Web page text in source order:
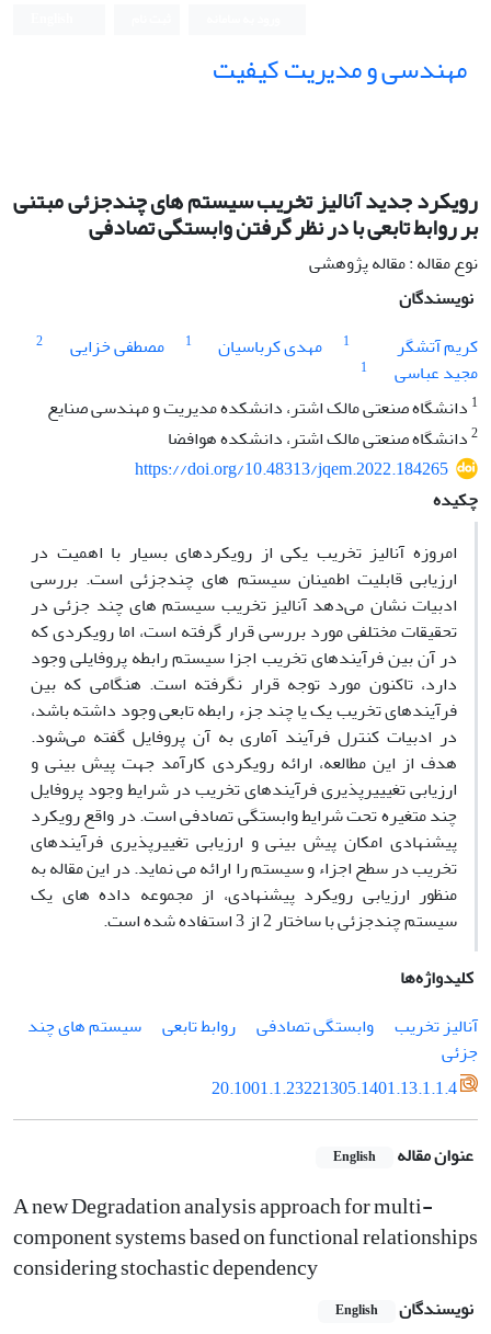
مهندسی و مدیریت کیفیت
رویکرد جدید آنالیز تخریب سیستم های چندجزئی مبتنی
بر روابط تابعی با در نظر گرفتن وابستگی تصادفی
نوع مقاله : مقاله پژوهشی
نویسندگان
کریم آتشگر
1 مهدی کرباسیان 1 مصطفی خزایی 2
مجید عباسی
1
1 دانشگاه صنعتی مالک اشتر، دانشکده مدیریت و مهندسی صنایع
2دانشگاه صنعتی مالک اشتر، دانشکده هوافضا
https://doi.org/10.48313/jqem.2022.184265
چکیده
امروزه آنالیز تخریب یکی از رویکردهای بسیار با اهمیت در
ارزیابی قابلیت اطمینان سیستم های چندجزئی است. بررسی
ادبیات نشان می‌دهد آنالیز تخریب سیستم های چند جزئی در
تحقیقات مختلفی مورد بررسی قرار گرفته است، اما رویکردی که
در آن بین فرآیندهای تخریب اجزا سیستم رابطه پروفایلی وجود
دارد، تاکنون مورد توجه قرار نگرفته است. هنگامی که بین
فرآیندهای تخریب یک یا چند جزء رابطه تابعی وجود داشته باشد،
در ادبیات کنترل فرآیند آماری به آن پروفایل گفته می‌شود.
هدف از این مطالعه، ارائه رویکردی کارآمد جهت پیش بینی و
ارزیابی تغیییرپذیری فرآیندهای تخریب در شرایط وجود پروفایل
چند متغیره تحت شرایط وابستگی تصادفی است. در واقع رویکرد
پیشنهادی امکان پیش بینی و ارزیابی تغییرپذیری فرآیندهای
تخریب در سطح اجزاء و سیستم را ارائه می نماید. در این مقاله به
منظور ارزیابی رویکرد پیشنهادی، از مجموعه داده های یک
سیستم چندجزئی با ساختار 2 از 3 استفاده شده است.
کلیدواژه‌ها
آنالیز تخریب
وابستگی تصادفی روابط تابعی
سیستم های چند
جزئی
20.1001.1.23221305.1401.13.1.1.4
عنوان مقاله English
A new Degradation analysis approach for multi-
component systems based on functional relationships
considering stochastic dependency
نویسندگان English